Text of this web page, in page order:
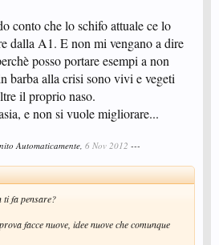
conto che lo schifo attuale ce lo
dalla A1. E non mi vengano a dire
posso portare esempi a non
barba alla crisi sono vivi e vegeti
il proprio naso.
e non si vuole migliorare...
Automaticamente, 6 Nov 2012 ---
ti fa pensare?
facce nuove, idee nuove che comunque